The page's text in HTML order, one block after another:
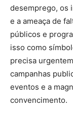
desemprego, os
e a ameaça de
públicos e
isso como
precisa
campanhas
eventos e a
convencimento.